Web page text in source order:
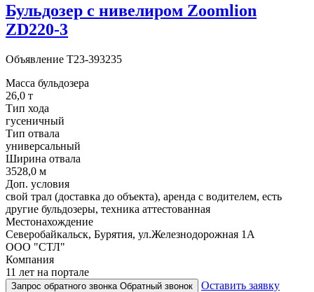
Бульдозер с нивелиром Zoomlion
ZD220-3
Объявление T23-393235
Масса бульдозера
26,0 т
Тип хода
гусеничный
Тип отвала
универсальный
Ширина отвала
3528,0 м
Доп. условия
свой трал (доставка до объекта), аренда с водителем, есть
другие бульдозеры, техника аттестованная
Местонахождение
Северобайкальск, Бурятия, ул.Железнодорожная 1А
ООО "СТЛ"
Компания
11 лет на портале
Запрос обратного звонка Обратный звонок Оставить заявку